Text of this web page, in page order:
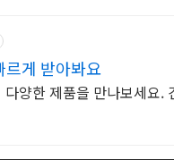
르게 받아봐요
양한 제품을 만나보세요.